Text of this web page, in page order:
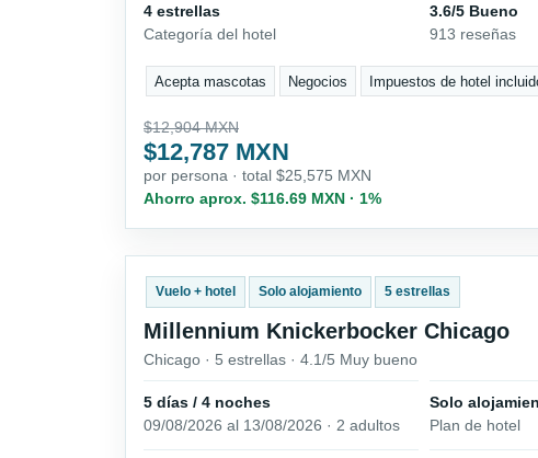
4 estrellas
Categoría del hotel
3.6/5 Bueno
913 reseñas
Acepta mascotas Negocios Impuestos de hotel
$12,904 MXN
$12,787 MXN
por persona · total $25,575 MXN
Ahorro aprox. $116.69 MXN · 1%
Vuelo + hotel Solo alojamiento 5 estrellas
Millennium Knickerbocker Chicago
Chicago · 5 estrellas · 4.1/5 Muy bueno
5 días / 4 noches
09/08/2026 al 13/08/2026 · 2 adultos
Solo
Plan de hotel